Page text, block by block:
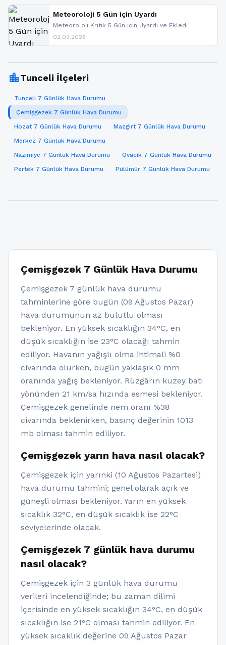
paylaşacağız. En hızlı şekilde haberdar olmak için
sitemizi takip edebilir ve bildirimleri açabilirsiniz.
Meteoroloji 5 Gün için Uyardı
Meteoroloji Kritik 5 Gün için Uyardı ve Ekledi
02.03.2026
location_cityTunceli İlçeleri
Tunceli 7 Günlük Hava Durumu
Çemişgezek 7 Günlük Hava Durumu
Hozat 7 Günlük Hava Durumu
Mazgirt 7 Günlük Hava Durumu
Merkez 7 Günlük Hava Durumu
Nazımiye 7 Günlük Hava Durumu
Ovacık 7 Günlük Hava Durumu
Pertek 7 Günlük Hava Durumu
Pülümür 7 Günlük Hava Durumu
Çemişgezek 7 Günlük Hava Durumu
Çemişgezek 7 günlük hava durumu
tahminlerine göre bugün (09 Ağustos Pazar)
hava durumunun az bulutlu olması
bekleniyor. En yüksek sıcaklığın 34°C, en
düşük sıcaklığın ise 23°C olacağı tahmin
ediliyor. Havanın yağışlı olma ihtimali %0
civarında olurken, bugün yaklaşık 0 mm
oranında yağış bekleniyor. Rüzgârın kuzey batı
yönünden 21 km/sa hızında esmesi bekleniyor.
Çemişgezek genelinde nem oranı %38
civarında beklenirken, basınç değerinin 1013
mb olması tahmin ediliyor.
Çemişgezek yarın hava nasıl olacak?
Çemişgezek için yarınki (10 Ağustos Pazartesi)
hava durumu tahmini; genel olarak açık ve
güneşli olması bekleniyor. Yarın en yüksek
sıcaklık 32°C, en düşük sıcaklık ise 22°C
seviyelerinde olacak.
Çemişgezek 7 günlük hava durumu
nasıl olacak?
Çemişgezek için 3 günlük hava durumu
verileri incelendiğinde; bu zaman dilimi
içerisinde en yüksek sıcaklığın 34°C, en düşük
sıcaklığın ise 21°C olması tahmin ediliyor. En
yüksek sıcaklık değerine 09 Ağustos Pazar